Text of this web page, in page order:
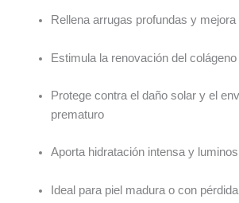
Rellena arrugas profundas y
Estimula la renovación del
Protege contra el daño solar y el
prematuro
Aporta hidratación intensa y
Ideal para piel madura o con